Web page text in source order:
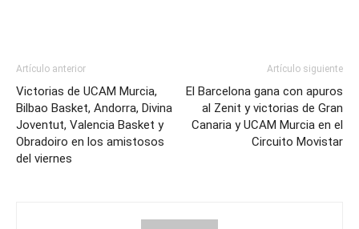
Artículo anterior
Victorias de UCAM Murcia,
Bilbao Basket, Andorra, Divina
Joventut, Valencia Basket y
Obradoiro en los amistosos
del viernes
Artículo siguiente
El Barcelona gana con apuros
al Zenit y victorias de Gran
Canaria y UCAM Murcia en el
Circuito Movistar